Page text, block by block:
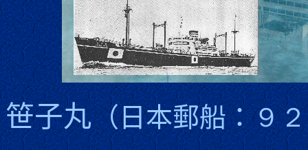
笹子丸（日本郵船：９